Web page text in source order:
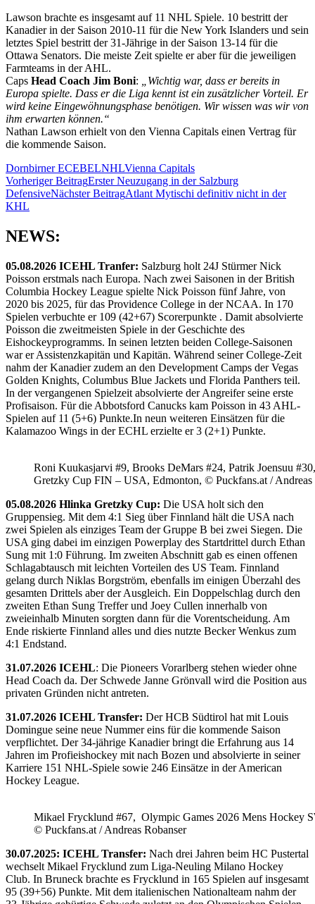
Lawson brachte es insgesamt auf 11 NHL Spiele. 10 bestritt der
Kanadier in der Saison 2010-11 für die New York Islanders und sein
letztes Spiel bestritt der 31-Jährige in der Saison 13-14 für die
Ottawa Senators. Die meiste Zeit spielte er aber für die jeweiligen
Farmteams in der AHL.
Caps Head Coach Jim Boni:
„Wichtig war, dass er bereits in
Europa spielte. Dass er die Liga kennt ist ein zusätzlicher Vorteil. Er
wird keine Eingewöhnungsphase benötigen. Wir wissen was wir von
ihm erwarten können.“
Nathan Lawson erhielt von den Vienna Capitals einen Vertrag für
die kommende Saison.
Dornbirner ECEBELNHLVienna Capitals
Beitragsnavigation
Vorheriger BeitragErster Neuzugang in der Salzburg
DefensiveNächster BeitragAtlant Mytischi definitiv nicht in der
KHL
NEWS:
05.08.2026 ICEHL Tranfer: Salzburg holt 24J Stürmer Nick
Poisson erstmals nach Europa. Nach zwei Saisonen in der British
Columbia Hockey League spielte Nick Poisson fünf Jahre, von
2020 bis 2025, für das Providence College in der NCAA. In 170
Spielen verbuchte er 109 (42+67) Scorerpunkte . Damit absolvierte
Poisson die zweitmeisten Spiele in der Geschichte des
Eishockeyprogramms. In seinen letzten beiden College-Saisonen
war er Assistenzkapitän und Kapitän. Während seiner College-Zeit
nahm der Kanadier zudem an den Development Camps der Vegas
Golden Knights, Columbus Blue Jackets und Florida Panthers teil.
In der vergangenen Spielzeit absolvierte der Angreifer seine erste
Profisaison. Für die Abbotsford Canucks kam Poisson in 43 AHL-
Spielen auf 11 (5+6) Punkte.In neun weiteren Einsätzen für die
Kalamazoo Wings in der ECHL erzielte er 3 (2+1) Punkte.
Roni Kuukasjarvi #9, Brooks DeMars #24, Patrik Joensuu
Gretzky Cup FIN – USA, Edmonton, © Puckfans.at / Andreas
05.08.2026 Hlinka Gretzky Cup: Die USA holt sich den
Gruppensieg. Mit dem 4:1 Sieg über Finnland hält die USA nach
zwei Spielen als einziges Team der Gruppe B bei zwei Siegen. Die
USA ging dabei im einzigen Powerplay des Startdrittel durch Ethan
Sung mit 1:0 Führung. Im zweiten Abschnitt gab es einen offenen
Schlagabtausch mit leichten Vorteilen des US Team. Finnland
gelang durch Niklas Borgström, ebenfalls im einigen Überzahl des
gesamten Drittels aber der Ausgleich. Ein Doppelschlag durch den
zweiten Ethan Sung Treffer und Joey Cullen innerhalb von
zweieinhalb Minuten sorgten dann für die Vorentscheidung. Am
Ende riskierte Finnland alles und dies nutzte Becker Wenkus zum
4:1 Endstand.
31.07.2026 ICEHL: Die Pioneers Vorarlberg stehen wieder ohne
Head Coach da. Der Schwede Janne Grönvall wird die Position aus
privaten Gründen nicht antreten.
31.07.2026 ICEHL Transfer: Der HCB Südtirol hat mit Louis
Domingue seine neue Nummer eins für die kommende Saison
verpflichtet. Der 34-jährige Kanadier bringt die Erfahrung aus 14
Jahren im Profieishockey mit nach Bozen und absolvierte in seiner
Karriere 151 NHL-Spiele sowie 246 Einsätze in der American
Hockey League.
Mikael Frycklund #67, Olympic Games 2026 Mens Hockey
© Puckfans.at / Andreas Robanser
30.07.2025: ICEHL Transfer: Nach drei Jahren beim HC Pustertal
wechselt Mikael Frycklund zum Liga-Neuling Milano Hockey
Club. In Bruneck brachte es Frycklund in 165 Spielen auf insgesamt
95 (39+56) Punkte. Mit dem italienischen Nationalteam nahm der